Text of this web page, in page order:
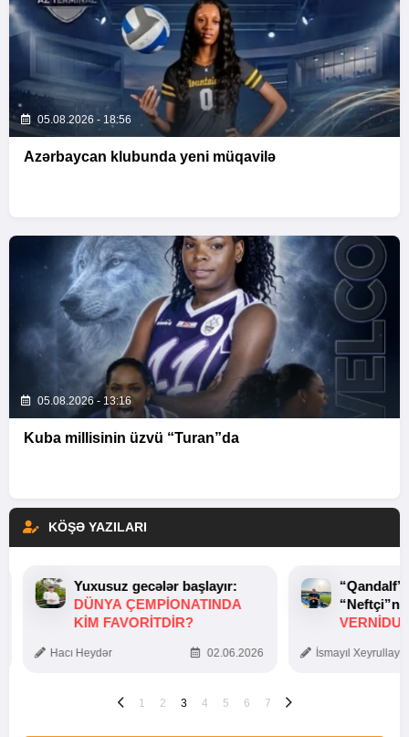
05.08.2026 - 18:56
Azərbaycan klubunda yeni müqavilə
05.08.2026 - 13:16
Kuba millisinin üzvü “Turan”da
KÖŞƏ YAZILARI
Yuxusuz gecələr başlayır:
DÜNYA ÇEMPIONATINDA
KIM FAVORITDIR?
Hacı Heydər 02.06.2026 İsmayıl
1 2 3 4 5 6 7